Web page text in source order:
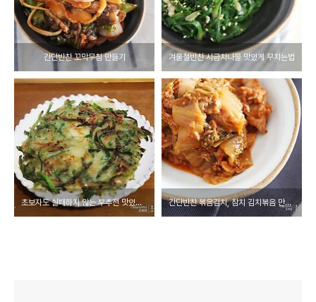
간단반찬 꼬막무침 만들기 겨울철반찬 시금치나물 맛있게 무치는법
초보자도 실패하지 않는 부추전 맛있게 만드는 법 간단반찬 볶음김치, 참치 김치볶음 만들기